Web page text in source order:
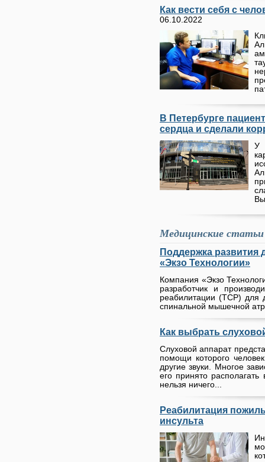
Как вести себя с
06.10.2022
В Петербурге
сердца и сделали
У
Медицинские статьи
Поддержка
«Экзо Технологии»
Компания «Экзо
разработчик и
реабилитации (ТСР) для
спинальной мышечной
Как выбрать
Слуховой аппарат
помощи которого
другие звуки. Многое
его принято
нельзя ничего...
Реабилитация
инсульта